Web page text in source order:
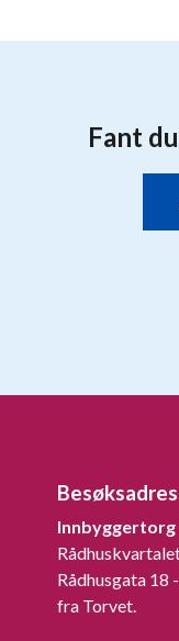
Rådhusgata 18
fra Torvet.